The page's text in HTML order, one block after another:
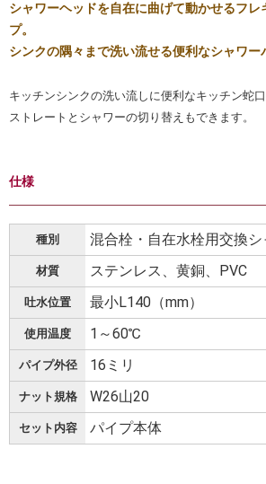
シャワーヘッドを自在に曲げて動かせるフレ
プ。
シンクの隅々まで洗い流せる便利なシャワー
キッチンシンクの洗い流しに便利なキッチン蛇
ストレートとシャワーの切り替えもできます。
仕様
種別 混合栓・自在水栓用交換
材質 ステンレス、黄銅、PVC
吐水位置 最小L140（mm）
使用温度 1～60℃
パイプ外径 16ミリ
ナット規格 W26山20
セット内容 パイプ本体